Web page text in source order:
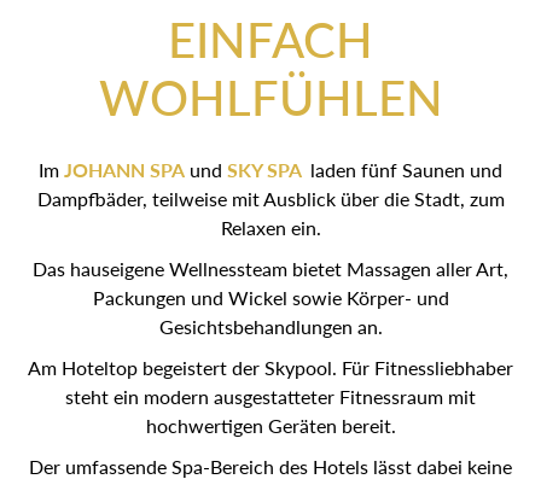
EINFACH
WOHLFÜHLEN
Im JOHANN SPA und SKY SPA laden fünf Saunen und
Dampfbäder, teilweise mit Ausblick über die Stadt, zum
Relaxen ein.
Das hauseigene Wellnessteam bietet Massagen aller Art,
Packungen und Wickel sowie Körper- und
Gesichtsbehandlungen an.
Am Hoteltop begeistert der Skypool. Für Fitnessliebhaber
steht ein modern ausgestatteter Fitnessraum mit
hochwertigen Geräten bereit.
Der umfassende Spa-Bereich des Hotels lässt dabei keine